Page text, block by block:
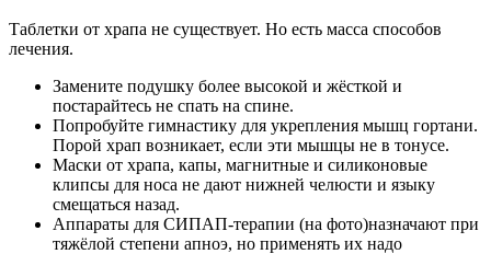
Таблетки от храпа не существует. Но есть масса способов
лечения.
Замените подушку более высокой и жёсткой и
постарайтесь не спать на спине.
Попробуйте гимнастику для укрепления мышц гортани.
Порой храп возникает, если эти мышцы не в тонусе.
Маски от храпа, капы, магнитные и силиконовые
клипсы для носа не дают нижней челюсти и языку
смещаться назад.
Аппараты для СИПАП-терапии (на фото)назначают при
тяжёлой степени апноэ, но применять их надо